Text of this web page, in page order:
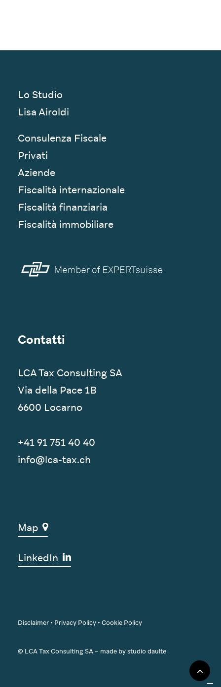
Lo Studio
Lisa Airoldi
Consulenza Fiscale
Privati
Aziende
Fiscalità internazionale
Fiscalità finanziaria
Fiscalità immobiliare
Contatti
LCA Tax Consulting SA
Via della Pace 1B
6600 Locarno
+41 91 751 40 40‬
info@lca-tax.ch
Map
LinkedIn
© LCA Tax Consulting SA – made bystudio daulte
Disclaimer • Privacy Policy • Cookie Policy